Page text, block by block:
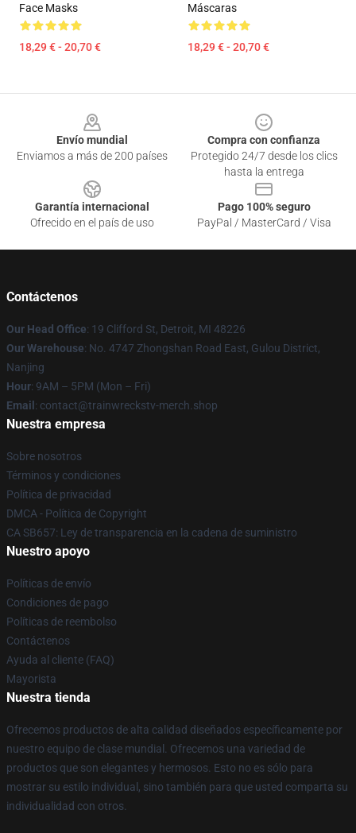
Face Masks
18,29 € - 20,70 €
Máscaras
18,29 € - 20,70 €
Envío mundial
Enviamos a más de 200 países
Compra con confianza
Protegido 24/7 desde los clics
hasta la entrega
Garantía internacional
Ofrecido en el país de uso
Pago 100% seguro
PayPal / MasterCard / Visa
Contáctenos
Our Head Office: 19 Clifford St, Detroit, MI 48226
Our Warehouse: No. 4747 Zhongshan Road East, Gulou District,
Nanjing
Hour: 9AM – 5PM (Mon – Fri)
Email : contact@trainwreckstv-merch.shop
Nuestra empresa
Sobre nosotros
Términos y condiciones
Política de privacidad
DMCA - Política de Copyright
CA SB657: Ley de transparencia en la cadena de suministro
Nuestro apoyo
Políticas de envío
Condiciones de pago
Políticas de reembolso
Contáctenos
Ayuda al cliente (FAQ)
Mayorista
Nuestra tienda
Ofrecemos productos de alta calidad diseñados específicamente por
nuestro equipo de clase mundial. Ofrecemos una variedad de
productos que son elegantes y hermosos. Esto no es sólo para
mostrar su estilo individual, sino también para que usted comparta su
individualidad con otros.